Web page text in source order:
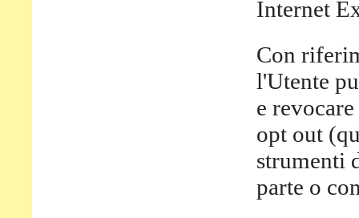
Internet
Con
l'Utente
e
opt out
strumenti
parte o